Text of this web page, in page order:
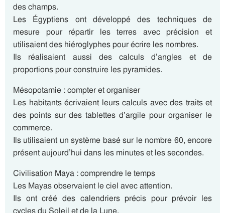
des champs.
Les Égyptiens ont développé des techniques de
mesure pour répartir les terres avec précision et
utilisaient des hiéroglyphes pour écrire les nombres.
Ils réalisaient aussi des calculs d’angles et de
proportions pour construire les pyramides.
Mésopotamie : compter et organiser
Les habitants écrivaient leurs calculs avec des traits et
des points sur des tablettes d’argile pour organiser le
commerce.
Ils utilisaient un système basé sur le nombre 60, encore
présent aujourd’hui dans les minutes et les secondes.
Civilisation Maya : comprendre le temps
Les Mayas observaient le ciel avec attention.
Ils ont créé des calendriers précis pour prévoir les
cycles du Soleil et de la Lune.